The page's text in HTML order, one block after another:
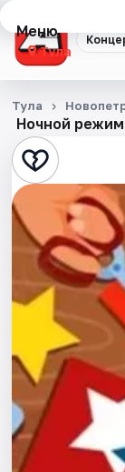
Меню
Тула
Концерты
Театр
Стендап
Выставки
Квесты
Экскурсии
Спорт
События
Города
Ночной режим
Тула